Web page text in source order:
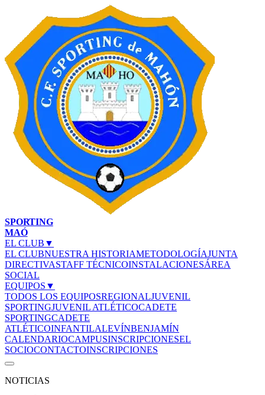
SPORTING
MAÓ
EL CLUB ▼
EL CLUBNUESTRA HISTORIAMETODOLOGÍAJUNTA
DIRECTIVASTAFF TÉCNICOINSTALACIONESÁREA
SOCIAL
EQUIPOS ▼
TODOS LOS EQUIPOSREGIONALJUVENIL
SPORTINGJUVENIL ATLÉTICOCADETE
SPORTINGCADETE
ATLÉTICOINFANTILALEVÍNBENJAMÍN
CALENDARIOCAMPUSINSCRIPCIONESEL
SOCIOCONTACTOINSCRIPCIONES
NOTICIAS